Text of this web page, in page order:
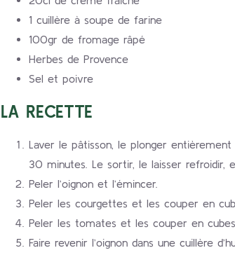
1 cuillère à soupe de farine
100gr de fromage râpé
Herbes de Provence
Sel et poivre
LA RECETTE
Laver le pâtisson, le plonger entièrement
30 minutes. Le sortir, le laisser refroidir,
Peler l’oignon et l’émincer.
Peler les courgettes et les couper en
Peler les tomates et les couper en cubes
Faire revenir l’oignon dans une cuillère